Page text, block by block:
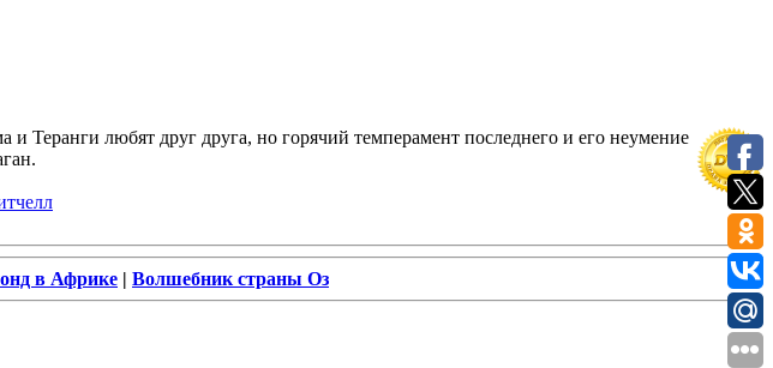
любят друг друга, но горячий темперамент последнего и его неумение
в Африке | Волшебник страны Оз